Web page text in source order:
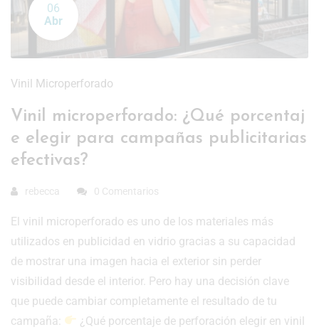
06
Abr
Vinil Microperforado
Vinil microperforado: ¿Qué porcentaj
e elegir para campañas publicitarias
efectivas?
rebecca 0 Comentarios
El vinil microperforado es uno de los materiales más
utilizados en publicidad en vidrio gracias a su capacidad
de mostrar una imagen hacia el exterior sin perder
visibilidad desde el interior. Pero hay una decisión clave
que puede cambiar completamente el resultado de tu
campaña:
¿Qué porcentaje de perforación elegir en vinil